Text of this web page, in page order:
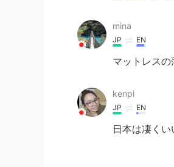
mina
JP EN
マットレスの
kenpi
JP EN
日本は凄く